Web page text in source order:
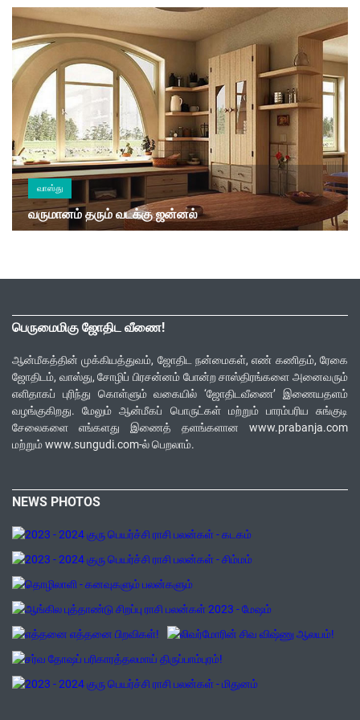
வாஸ்து
வருமானம் தரும் வடக்கு ஜன்னல்
பெருமைமிகு ஜோதிட வீணை!
ஆன்மீகத்தின் முக்கியத்துவம், ஜோதிட நன்மைகள், எண் கணிதம், ரேகை
ஜோதிடம், வாஸ்து, சோழிப் பிரசன்னம் போன்ற சாஸ்திரங்களை அனைவரும்
எளிதாகப் புரிந்து கொள்ளும் வகையில் ‘ஜோதிடவீணை’ இணையதளம்
வழங்குகிறது. மேலும் ஆன்மீகப் பொருட்கள் மற்றும் பாரம்பரிய சுங்குடி
சேலைகளை எங்களது இணைத் தளங்களான www.prabanja.com
மற்றும் www.sungudi.com-ல் பெறலாம்.
NEWS PHOTOS